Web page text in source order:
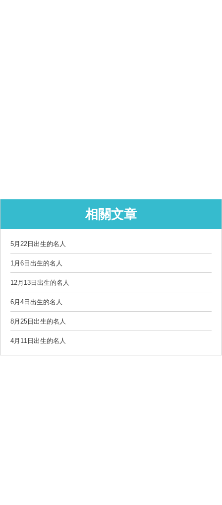
相關文章
5月22日出生的名人
1月6日出生的名人
12月13日出生的名人
6月4日出生的名人
8月25日出生的名人
4月11日出生的名人